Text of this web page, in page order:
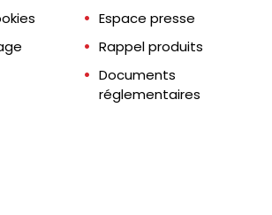
Espace presse
Rappel produits
Documents
réglementaires